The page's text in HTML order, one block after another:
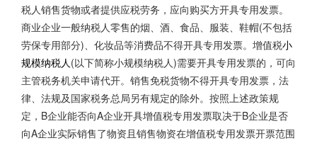
税人销售货物或者提供应税劳务，应向购买方开具专用发票。
商业企业一般纳税人零售的烟、酒、食品、服装、鞋帽(不包括
劳保专用部分)、化妆品等消费品不得开具专用发票。增值税小
规模纳税人(以下简称小规模纳税人)需要开具专用发票的，可向
主管税务机关申请代开。销售免税货物不得开具专用发票，法
律、法规及国家税务总局另有规定的除外。按照上述政策规
定，B企业能否向A企业开具增值税专用发票取决于B企业是否
向A企业实际销售了物资且销售物资在增值税专用发票开票范围